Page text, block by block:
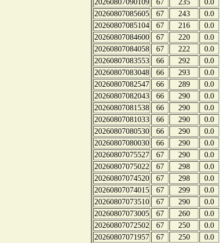
20260807090109
67 235
0.0
20260807085605
67 243
0.0
20260807085104
67 216
0.0
20260807084600
67 220
0.0
20260807084058
67 222
0.0
20260807083553
66 292
0.0
20260807083048
66 293
0.0
20260807082547
66 289
0.0
20260807082043
66 290
0.0
20260807081538
66 290
0.0
20260807081033
66 290
0.0
20260807080530
66 290
0.0
20260807080030
66 290
0.0
20260807075527
67 290
0.0
20260807075022
67 298
0.0
20260807074520
67 298
0.0
20260807074015
67 299
0.0
20260807073510
67 290
0.0
20260807073005
67 260
0.0
20260807072502
67 250
0.0
20260807071957
67 250
0.0